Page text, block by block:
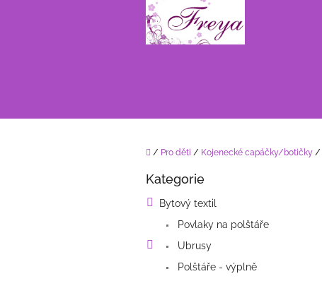
Domů
/ Pro děti / Kojenecké capáčky/botičky /
Přeskočit
Kategorie
Bytový textil
Povlaky na polštáře
Ubrusy
Polštáře - výplně